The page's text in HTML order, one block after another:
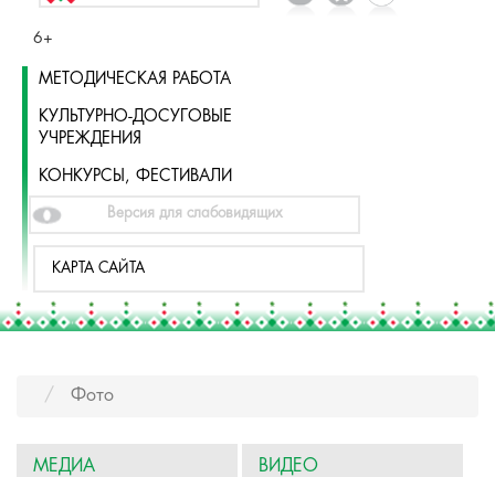
6+
МЕТОДИЧЕСКАЯ РАБОТА
КУЛЬТУРНО-ДОСУГОВЫЕ
УЧРЕЖДЕНИЯ
КОНКУРСЫ, ФЕСТИВАЛИ
Версия для слабовидящих
КАРТА САЙТА
Фото
МЕДИА ВИДЕО